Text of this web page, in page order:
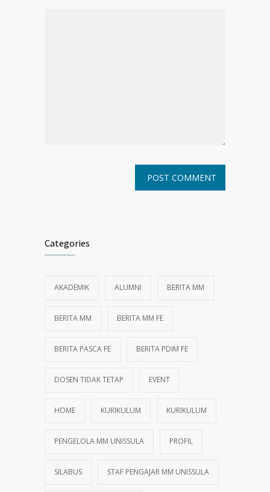
Categories
AKADEMIK ALUMNI BERITA MM
BERITA MM BERITA MM FE
BERITA PASCA FE BERITA PDIM FE
DOSEN TIDAK TETAP EVENT
HOME KURIKULUM KURIKULUM
PENGELOLA MM UNISSULA PROFIL
SILABUS STAF PENGAJAR MM UNISSULA